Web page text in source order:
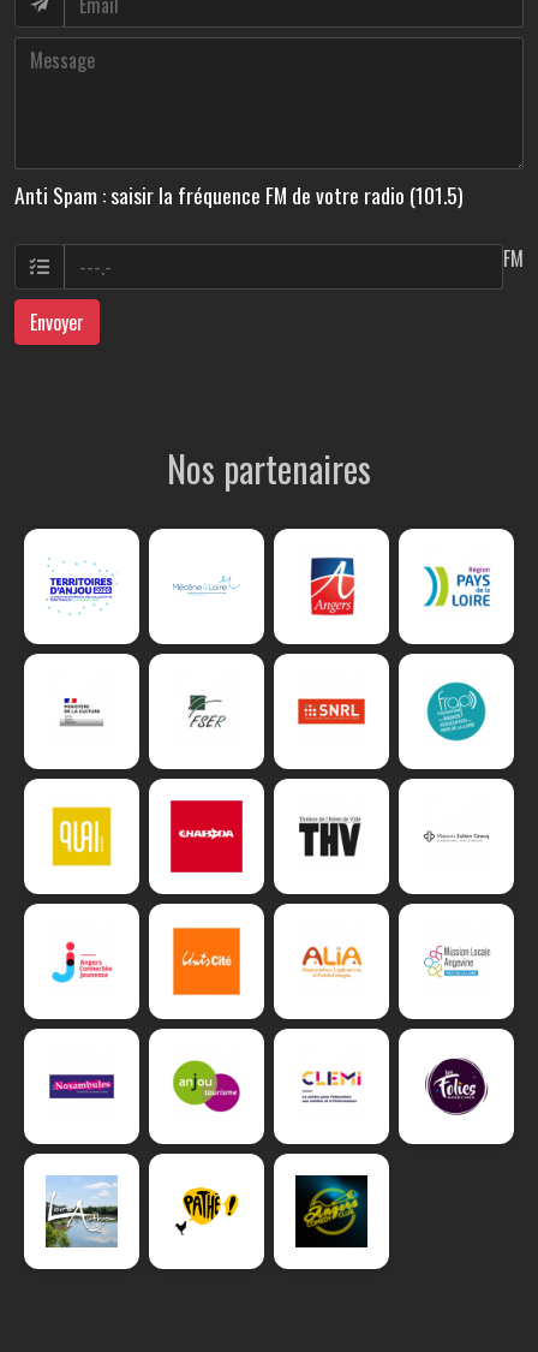
Anti Spam : saisir la fréquence FM de votre radio (101.5)
FM
Envoyer
Nos partenaires